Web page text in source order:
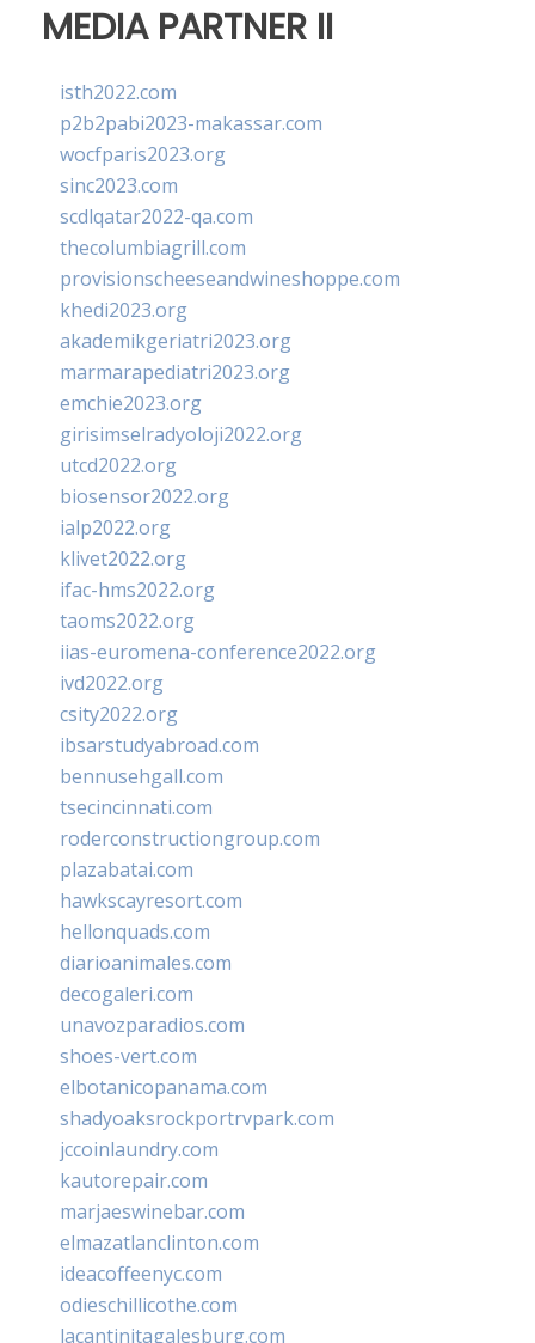
MEDIA PARTNER II
isth2022.com
p2b2pabi2023-makassar.com
wocfparis2023.org
sinc2023.com
scdlqatar2022-qa.com
thecolumbiagrill.com
provisionscheeseandwineshoppe.com
khedi2023.org
akademikgeriatri2023.org
marmarapediatri2023.org
emchie2023.org
girisimselradyoloji2022.org
utcd2022.org
biosensor2022.org
ialp2022.org
klivet2022.org
ifac-hms2022.org
taoms2022.org
iias-euromena-conference2022.org
ivd2022.org
csity2022.org
ibsarstudyabroad.com
bennusehgall.com
tsecincinnati.com
roderconstructiongroup.com
plazabatai.com
hawkscayresort.com
hellonquads.com
diarioanimales.com
decogaleri.com
unavozparadios.com
shoes-vert.com
elbotanicopanama.com
shadyoaksrockportrvpark.com
jccoinlaundry.com
kautorepair.com
marjaeswinebar.com
elmazatlanclinton.com
ideacoffeenyc.com
odieschillicothe.com
lacantinitagalesburg.com